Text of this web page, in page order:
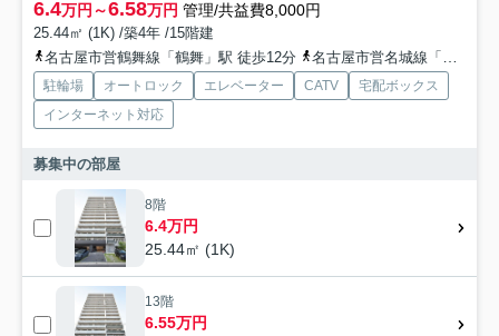
6.4万円～6.58万円 管理/共益費8,000円
25.44㎡ (1K) /築4年 /15階建
名古屋市営鶴舞線「鶴舞」駅 徒歩12分
名古屋市営名城線「矢場町」駅 徒歩14分
駐輪場 オートロック エレベーター CATV
宅配ボックス
インターネット対応
募集中の部屋
8階
6.4万円
25.44㎡ (1K)
13階
6.55万円